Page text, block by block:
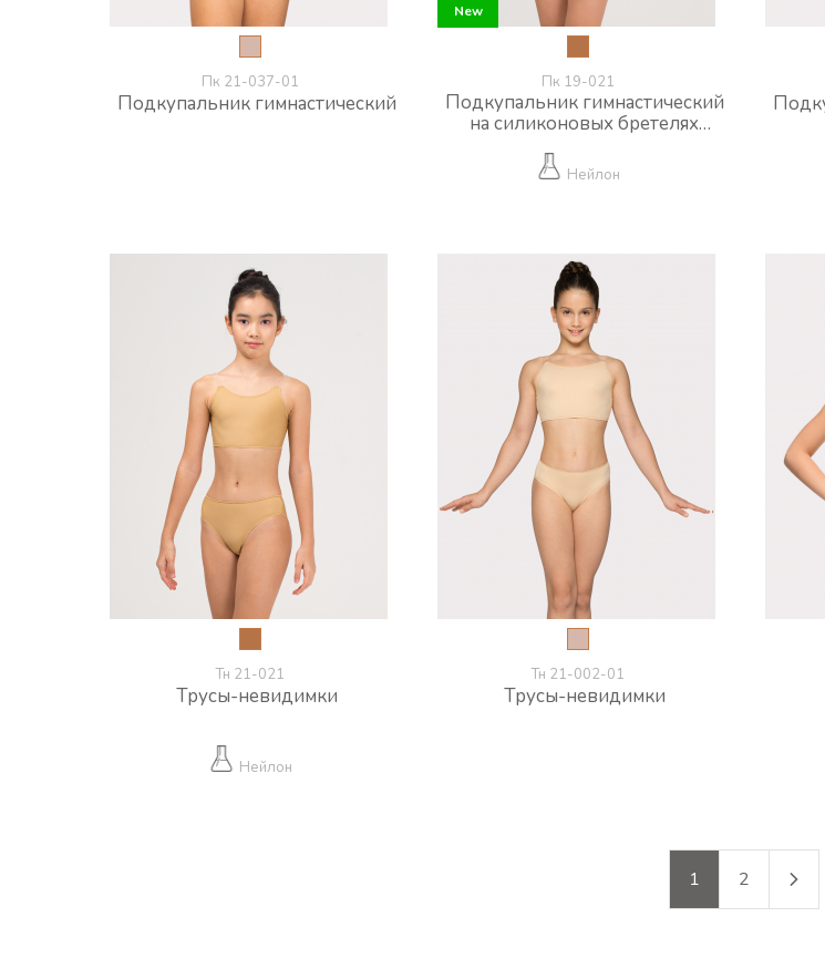
Пк 21-037-01
Подкупальник гимнастический
New
New
Пк 19-021
Подкупальник гимнастический
на силиконовых бретелях
Нейлон
Тн 21-021
Трусы-невидимки
Нейлон
Тн 21-002-01
Трусы-невидимки
1 2